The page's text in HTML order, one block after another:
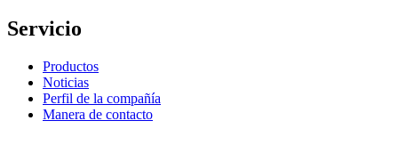
Servicio
Productos
Noticias
Perfil de la compañía
Manera de contacto